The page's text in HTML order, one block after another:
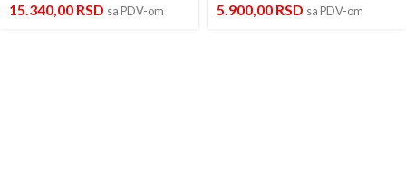
15.340,00 RSD sa PDV-om 5.900,00 RSD sa PDV-om